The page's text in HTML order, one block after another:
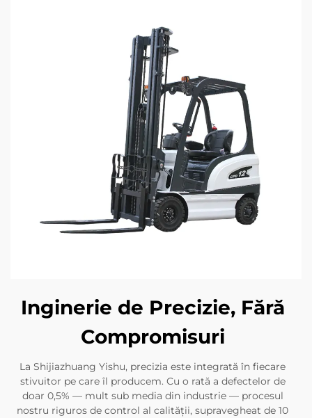
Inginerie de Precizie, Fără
Compromisuri
La Shijiazhuang Yishu, precizia este integrată în fiecare
stivuitor pe care îl producem. Cu o rată a defectelor de
doar 0,5% — mult sub media din industrie — procesul
nostru riguros de control al calității, supravegheat de 10